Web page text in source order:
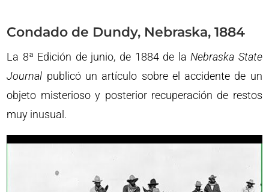
Condado de Dundy, Nebraska, 1884
La 8ª Edición de junio, de 1884 de la Nebraska State
Journal publicó un artículo sobre el accidente de un
objeto misterioso y posterior recuperación de restos
muy inusual.